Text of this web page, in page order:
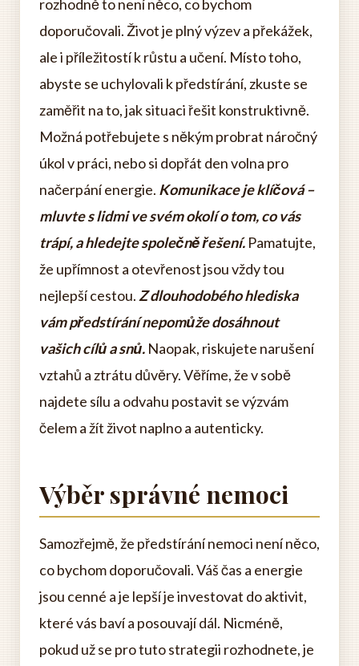
rozhodně to není něco, co bychom
doporučovali. Život je plný výzev a překážek,
ale i příležitostí k růstu a učení. Místo toho,
abyste se uchylovali k předstírání, zkuste se
zaměřit na to, jak situaci řešit konstruktivně.
Možná potřebujete s někým probrat náročný
úkol v práci, nebo si dopřát den volna pro
načerpání energie. Komunikace je klíčová –
mluvte s lidmi ve svém okolí o tom, co vás
trápí, a hledejte společně řešení. Pamatujte,
že upřímnost a otevřenost jsou vždy tou
nejlepší cestou. Z dlouhodobého hlediska
vám předstírání nepomůže dosáhnout
vašich cílů a snů. Naopak, riskujete narušení
vztahů a ztrátu důvěry. Věříme, že v sobě
najdete sílu a odvahu postavit se výzvám
čelem a žít život naplno a autenticky.
Výběr správné nemoci
Samozřejmě, že předstírání nemoci není něco,
co bychom doporučovali. Váš čas a energie
jsou cenné a je lepší je investovat do aktivit,
které vás baví a posouvají dál. Nicméně,
pokud už se pro tuto strategii rozhodnete, je